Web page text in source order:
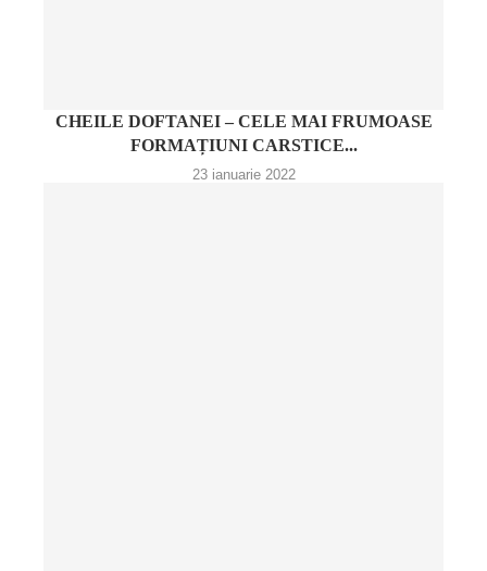
CHEILE DOFTANEI – CELE MAI FRUMOASE
FORMAȚIUNI CARSTICE...
23 ianuarie 2022